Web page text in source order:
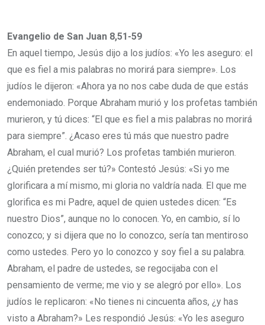
Evangelio de San Juan 8,51-59
En aquel tiempo, Jesús dijo a los judíos: «Yo les aseguro: el
que es fiel a mis palabras no morirá para siempre». Los
judíos le dijeron: «Ahora ya no nos cabe duda de que estás
endemoniado. Porque Abraham murió y los profetas también
murieron, y tú dices: “El que es fiel a mis palabras no morirá
para siempre”. ¿Acaso eres tú más que nuestro padre
Abraham, el cual murió? Los profetas también murieron.
¿Quién pretendes ser tú?» Contestó Jesús: «Si yo me
glorificara a mí mismo, mi gloria no valdría nada. El que me
glorifica es mi Padre, aquel de quien ustedes dicen: “Es
nuestro Dios”, aunque no lo conocen. Yo, en cambio, sí lo
conozco; y si dijera que no lo conozco, sería tan mentiroso
como ustedes. Pero yo lo conozco y soy fiel a su palabra.
Abraham, el padre de ustedes, se regocijaba con el
pensamiento de verme; me vio y se alegró por ello». Los
judíos le replicaron: «No tienes ni cincuenta años, ¿y has
visto a Abraham?» Les respondió Jesús: «Yo les aseguro